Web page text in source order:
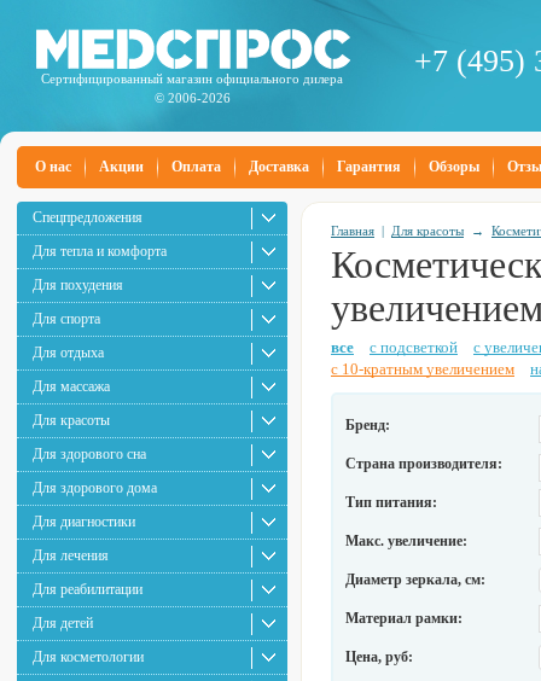
Сертифицированный магазин официального дилера
© 2006-2026
+7 (495)
О нас Акции Оплата Доставка Гарантия Обзоры
Спецпредложения
Для тепла и комфорта
Для похудения
Для спорта
Для отдыха
Для массажа
Для красоты
Для здорового сна
Для здорового дома
Для диагностики
Для лечения
Для реабилитации
Для детей
Для косметологии
Главная | Для красоты →
все с подсветкой
с
с 10-кратным увеличением
Бренд:
Страна производителя:
Тип питания:
Макс. увеличение:
Диаметр зеркала, см:
Материал рамки:
Цена, руб: